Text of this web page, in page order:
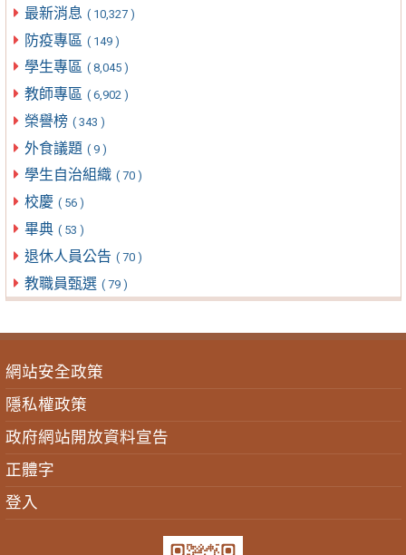
最新消息 ( 10,327 )
防疫專區 ( 149 )
學生專區 ( 8,045 )
教師專區 ( 6,902 )
榮譽榜 ( 343 )
外食議題 ( 9 )
學生自治組織 ( 70 )
校慶 ( 56 )
畢典 ( 53 )
退休人員公告 ( 70 )
教職員甄選 ( 79 )
網站安全政策
隱私權政策
政府網站開放資料宣告
正體字
登入